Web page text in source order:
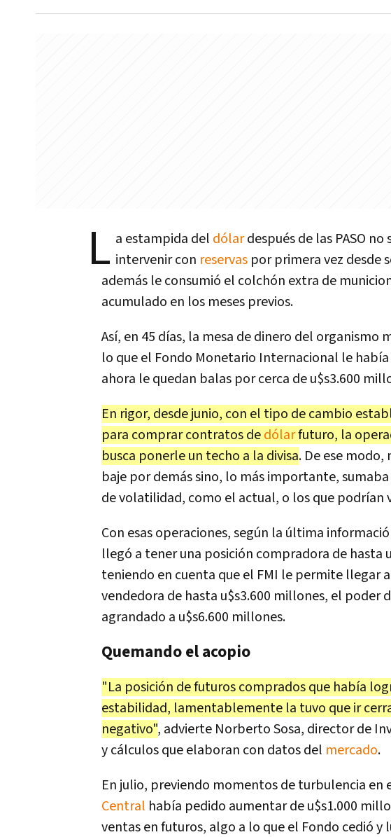
L a estampida del dólardespués de las PASO
intervenir con reservas por primera vez desde
además le consumió el colchón extra de
acumulado en los meses previos.
Así, en 45 días, la mesa de dinero del
lo que el Fondo Monetario Internacional le
ahora le quedan balas por cerca de u$s3.600
En rigor, desde junio, con el tipo de cambio
para comprar contratos dedólarfuturo, la
busca ponerle un techo a la divisa. De ese
baje por demás sino, lo más importante,
de volatilidad, como el actual, o los que podrían
Con esas operaciones, según la última
llegó a tener una posición compradora de hasta
teniendo en cuenta que el FMI le permite llegar
vendedora de hasta u$s3.600 millones, el poder
agrandado a u$s6.600 millones.
Quemando el acopio
"La posición de futuros comprados que había
estabilidad, lamentablemente la tuvo que ir
negativo", advierte Norberto Sosa, director de
y cálculos que elaboran con datos del mercado.
En julio, previendo momentos de turbulencia en
Central había pedido aumentar de u$s1.000
ventas en futuros, algo a lo que el Fondo cedió